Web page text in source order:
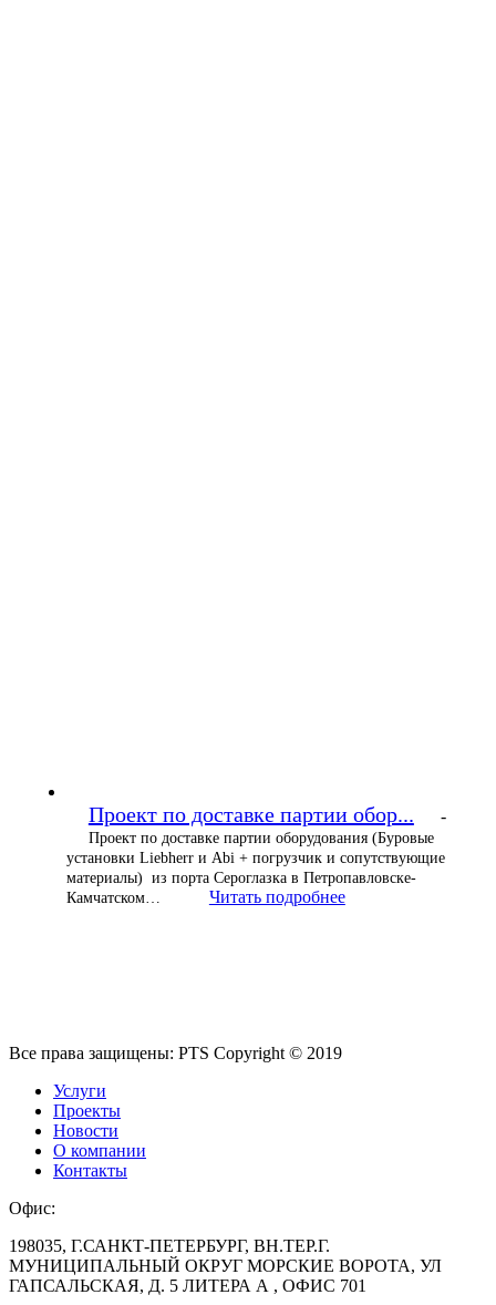
Проект по доставке партии обор... -
Проект по доставке партии оборудования (Буровые
установки Liebherr и Abi + погрузчик и сопутствующие
материалы) из порта Сероглазка в Петропавловске-
Камчатском…
Читать подробнее
Все права защищены: PTS Copyright © 2019
Услуги
Проекты
Новости
О компании
Контакты
Офис:
198035, Г.САНКТ-ПЕТЕРБУРГ, ВН.ТЕР.Г.
МУНИЦИПАЛЬНЫЙ ОКРУГ МОРСКИЕ ВОРОТА, УЛ
ГАПСАЛЬСКАЯ, Д. 5 ЛИТЕРА А , ОФИС 701